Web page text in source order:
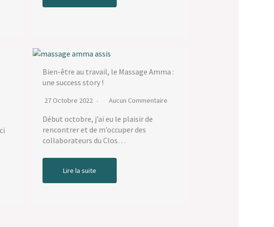
Bien-être au travail, le Massage Amma :
une success story !
27 Octobre 2022 Aucun Commentaire
Début octobre, j’ai eu le plaisir de
rencontrer et de m’occuper des
collaborateurs du Clos…
Lire la suite